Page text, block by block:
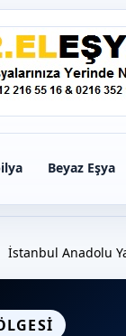
Beyaz Eşya
İstanbul Anadolu